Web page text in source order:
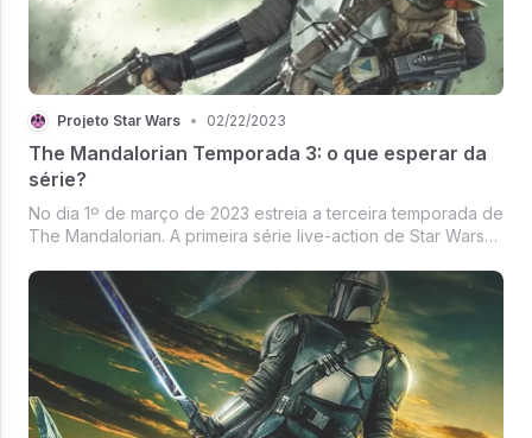
Projeto Star Wars • 02/22/2023
The Mandalorian Temporada 3: o que esperar da
série?
No dia 1º de março de 2023 estreia a terceira temporada de
The Mandalorian. A primeira série live-action de Star Wars